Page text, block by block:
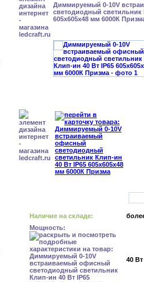
Диммируемый 0-10V
светодиодный светильник
605x605x48 мм 6000К
Наличие на складе:
Мощность:
40 Вт